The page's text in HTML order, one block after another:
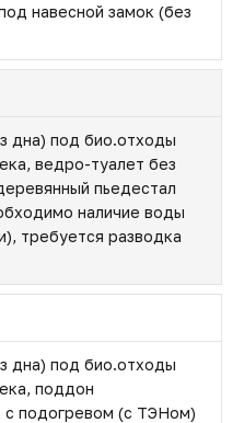
навесной замок (без
дна) под био.отходы
ведро-туалет без
пьедестал
наличие воды
требуется разводка
дна) под био.отходы
поддон
с подогревом (с ТЭНом)